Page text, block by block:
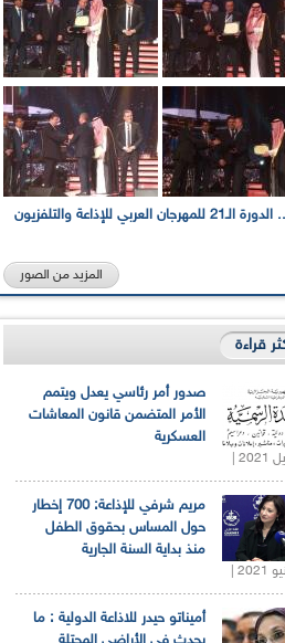
بالصور... الدورة الـ21 للمهرجان العربي للإذاعة والتلفزيون
المزيد من الصور
قراءة
صدور أمر رئاسي يعدل ويتمم
الأمر المتضمن قانون المعاشات
العسكرية
مريم شرفي للإذاعة: 700 إخطار
حول المساس بحقوق الطفل
منذ بداية السنة الجارية
أميناتو حيدر للاذاعة الدولية : ما